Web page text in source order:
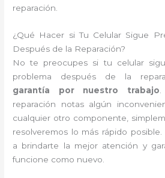
reparación.
¿Qué Hacer si Tu Celular Sigue
Después de la Reparación?
No te preocupes si tu celular
problema después de la
garantía por nuestro trabajo
reparación notas algún
cualquier otro componente,
resolveremos lo más rápido
a brindarte la mejor atención y
funcione como nuevo.